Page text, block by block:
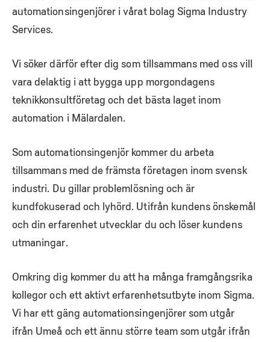
automationsingenjörer i vårat bolag Sigma Industry
Services.
Vi söker därför efter dig som tillsammans med oss vill
vara delaktig i att bygga upp morgondagens
teknikkonsultföretag och det bästa laget inom
automation i Mälardalen.
Som automationsingenjör kommer du arbeta
tillsammans med de främsta företagen inom svensk
industri. Du gillar problemlösning och är
kundfokuserad och lyhörd. Utifrån kundens önskemål
och din erfarenhet utvecklar du och löser kundens
utmaningar.
Omkring dig kommer du att ha många framgångsrika
kollegor och ett aktivt erfarenhetsutbyte inom Sigma.
Vi har ett gäng automationsingenjörer som utgår
ifrån Umeå och ett ännu större team som utgår ifrån